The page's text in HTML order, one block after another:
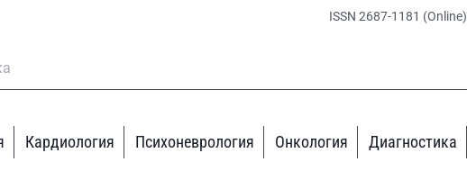
ISSN 2687-1181 (Online)
Кардиология Психоневрология Онкология Диагностика